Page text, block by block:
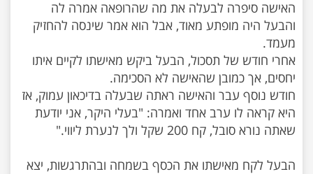
האישה סיפרה לבעלה את מה שהרופאה אמרה לה
והבעל היה מופתע מאוד, אבל הוא אמר שינסה להחזיק
אחרי חודש של תסכול, הבעל ביקש מאישתו לקיים איתו
חודש נוסף עבר והאישה ראתה שבעלה בדיכאון עמוק, אז
היא קראה לו ערב אחד ואמרה: "בעלי היקר, אני יודעת
הבעל לקח מאישתו את הכסף בשמחה ובהתרגשות, יצא